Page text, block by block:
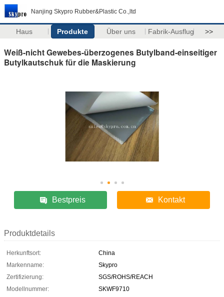
Nanjing Skypro Rubber&Plastic Co.,ltd
Haus Produkte Über uns Fabrik-Ausflug >>
Weiß-nicht Gewebes-überzogenes Butylband-einseitiger
Butylkautschuk für die Maskierung
Bestpreis Kontakt
Produktdetails
Herkunftsort:
China
Markenname:
Skypro
Zertifizierung:
SGS/ROHS/REACH
Modellnummer:
SKWF9710